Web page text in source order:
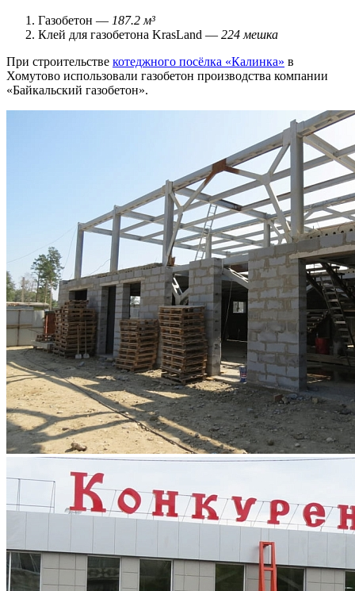
Газобетон — 187.2 м³
Клей для газобетона KrasLand — 224 мешка
При строительстве котеджного посёлка «Калинка» в
Хомутово использовали газобетон производства компании
«Байкальский газобетон».